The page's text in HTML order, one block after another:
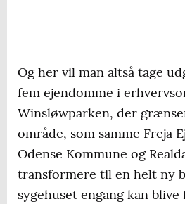
Og her vil man altså tage
fem ejendomme i
Winsløwparken, der
område, som samme Freja
Odense Kommune og
transformere til en helt ny
sygehuset engang kan